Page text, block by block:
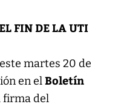
FIN DE LA UTI
martes 20 de
en elBoletín
firma del